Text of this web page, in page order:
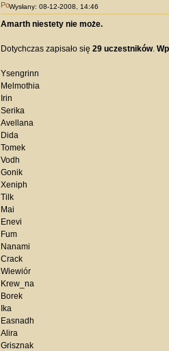
Wysłany: 08-12-2008, 14:46
Amarth niestety nie może.
Dotychczas zapisało się 29 uczestników.
Ysengrinn
Melmothia
Irin
Serika
Avellana
Dida
Tomek
Vodh
Gonik
Xeniph
Tilk
Mai
Enevi
Fum
Nanami
Crack
Wiewiór
Krew_na
Borek
Ika
Easnadh
Alira
Grisznak